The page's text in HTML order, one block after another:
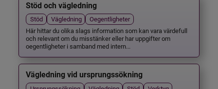
Stöd och vägledning
Stöd Vägledning
Oegentligheter
Här hittar du olika slags information som kan vara värdefull
och relevant om du misstänker eller har uppgifter om
oegentligheter i samband med intern...
Vägledning vid ursprungssökning